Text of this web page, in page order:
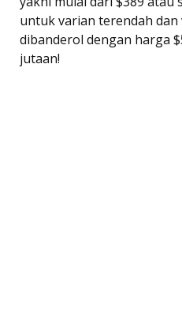
untuk varian terendah
dibanderol dengan harga
jutaan!